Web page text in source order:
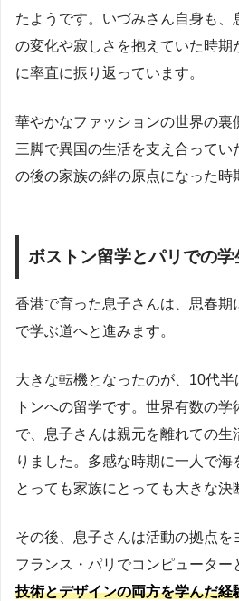
たようです。いづみさん自身も、
の変化や寂しさを抱えていた時期
に率直に振り返っています。
華やかなファッションの世界の裏
三脚で異国の生活を支え合って
の後の家族の絆の原点になった時
ボストン留学とパリでの学
香港で育った息子さんは、思春期
で学ぶ道へと進みます。
大きな転機となったのが、10代
トンへの留学です。世界有数の
で、息子さんは親元を離れての生
りました。多感な時期に一人で海
とっても家族にとっても大きな決
その後、息子さんは活動の拠点を
フランス・パリでコンピューター
技術とデザインの両方を学んだ経